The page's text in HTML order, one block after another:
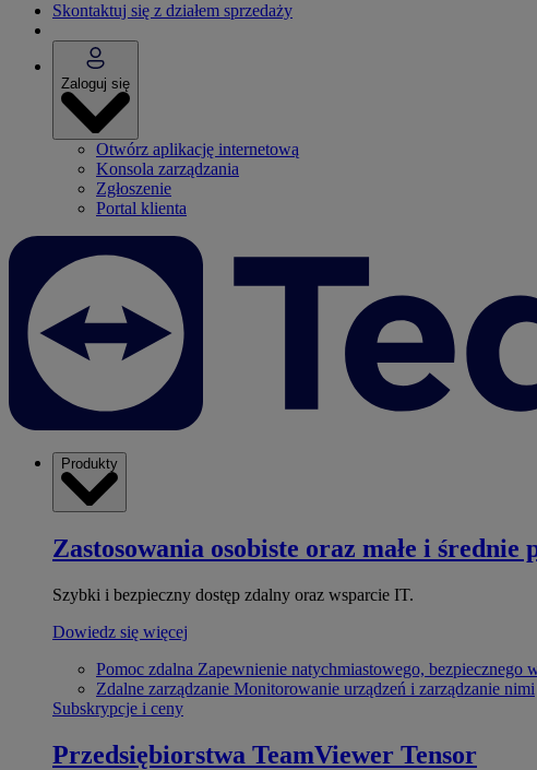
Skontaktuj się z działem sprzedaży
Zaloguj się
Otwórz aplikację internetową
Konsola zarządzania
Zgłoszenie
Portal klienta
Produkty
Zastosowania osobiste oraz małe i średnie
Szybki i bezpieczny dostęp zdalny oraz wsparcie IT.
Dowiedz się więcej
Pomoc zdalna Zapewnienie natychmiastowego, bezpiecznego
Zdalne zarządzanie Monitorowanie urządzeń i zarządzanie nimi
Subskrypcje i ceny
Przedsiębiorstwa TeamViewer Tensor